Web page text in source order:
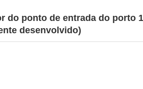
do ponto de entrada do porto
desenvolvido)